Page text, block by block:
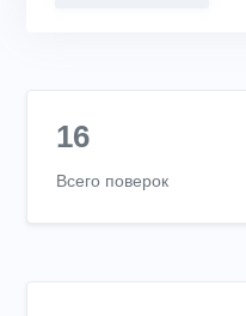
16
Всего поверок